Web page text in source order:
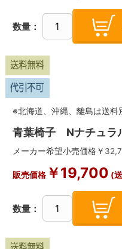
数量：
※北海道、沖縄、離島は送料
青葉椅子 Nナチュ
メーカー希望小売価格￥
販売価格￥19,700 (
数量：